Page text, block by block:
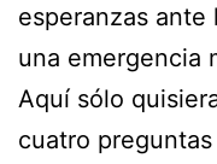
esperanzas ante
una emergencia
Aquí sólo
cuatro